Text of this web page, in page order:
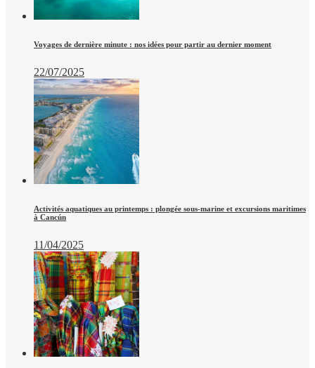
Voyages de dernière minute : nos idées pour partir au dernier moment
22/07/2025
Activités aquatiques au printemps : plongée sous-marine et excursions maritimes
à Cancún
11/04/2025